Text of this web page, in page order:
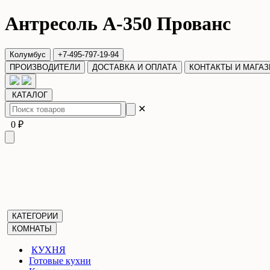
Антресоль А-350 Прованс
Колумбус
+7-495-797-19-94
ПРОИЗВОДИТЕЛИ
ДОСТАВКА И ОПЛАТА КОНТАКТЫ И
КАТАЛОГ
✕
0 ₽
КАТЕГОРИИ
КОМНАТЫ
КУХНЯ
Готовые кухни